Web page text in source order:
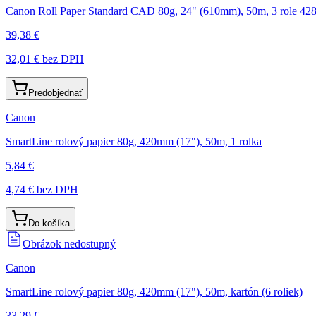
Canon Roll Paper Standard CAD 80g, 24" (610mm), 50m, 3 role
39,38 €
32,01 € bez DPH
Predobjednať
Canon
SmartLine rolový papier 80g, 420mm (17"), 50m, 1 rolka
5,84 €
4,74 € bez DPH
Do košíka
Obrázok nedostupný
Canon
SmartLine rolový papier 80g, 420mm (17"), 50m, kartón (6 roliek)